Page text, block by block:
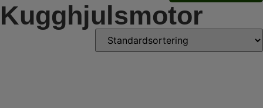
Kugghjulsmotor